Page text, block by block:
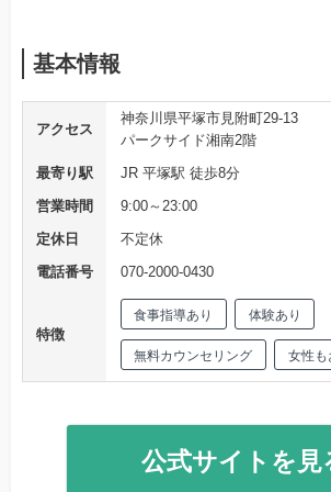
基本情報
アクセス
神奈川県平塚市見附町29-13
パークサイド湘南2階
最寄り駅
JR 平塚駅 徒歩8分
営業時間
9:00～23:00
定休日
不定休
電話番号
070-2000-0430
特徴
食事指導あり 体験あり
無料カウンセリング 女性も
公式サイトを見